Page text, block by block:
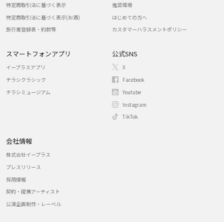
特定商取引法に基づく表示
特定商取引法に基づく表示(お酒)
旅行業登録表・約款等
推奨環境
はじめての方へ
カスタマーハラスメントポリシー
スマートフォンアプリ
イープラスアプリ
チラシクラシック
チラシミュージアム
公式SNS
X
Facebook
Youtube
Instagram
TikTok
会社情報
株式会社イープラス
プレスリリース
採用情報
契約・提携アーティスト
公演企画制作・レーベル